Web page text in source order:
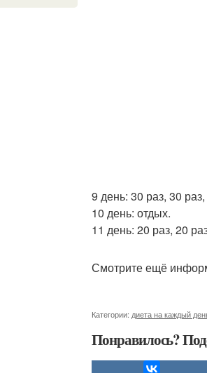
9 день: 30 раз, 30
10 день: отдых.
11 день: 20 раз, 20
Смотрите ещё
Категории: диета на каждый
Понравилось?